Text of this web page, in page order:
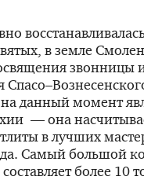
в земле
звонницы
данный момент
— она
в лучших
Самый большой
более 10